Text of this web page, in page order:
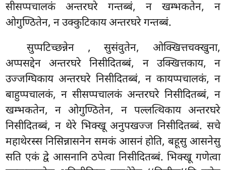
सीसप्पचालकं अन्तरघरे गन्तब्बं, न खम्भकतेन, न
ओगुण्ठितेन, न उक्कुटिकाय अन्तरघरे गन्तब्बं.
सुप्पटिच्छन्नेन , सुसंवुतेन, ओक्खित्तचक्खुना,
अप्पसद्देन अन्तरघरे निसीदितब्बं, न उक्खित्तकाय, न
उज्जग्घिकाय अन्तरघरे निसीदितब्बं, न कायप्पचालकं, न
बाहुप्पचालकं, न सीसप्पचालकं अन्तरघरे निसीदितब्बं, न
खम्भकतेन, न ओगुण्ठितेन, न पल्लत्थिकाय अन्तरघरे
निसीदितब्बं, न थेरे भिक्खू अनुपखज्ज निसीदितब्बं. सचे
महाथेरस्स निसिन्नासनेन समकं आसनं होति, बहूसु आसनेसु
सति एकं द्वे आसनानि ठपेत्वा निसीदितब्बं. भिक्खू गणेत्वा